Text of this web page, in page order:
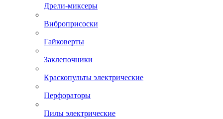
Дрели-миксеры
Виброприсоски
Гайковерты
Заклепочники
Краскопульты электрические
Перфораторы
Пилы электрические